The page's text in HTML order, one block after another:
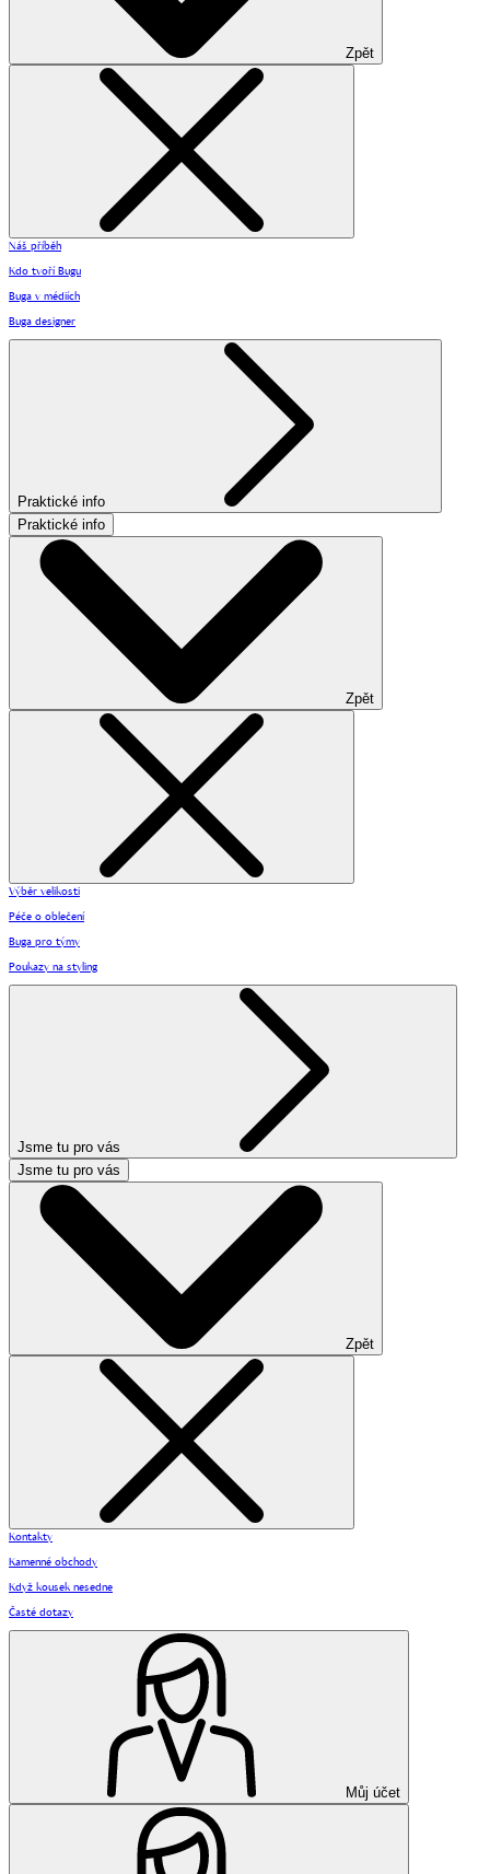
Zpět
Náš příběh
Kdo tvoří Bugu
Buga v médiích
Buga designer
Praktické info
Praktické info
Zpět
Výběr velikosti
Péče o oblečení
Buga pro týmy
Poukazy na styling
Jsme tu pro vás
Jsme tu pro vás
Zpět
Kontakty
Kamenné obchody
Když kousek nesedne
Časté dotazy
Můj účet